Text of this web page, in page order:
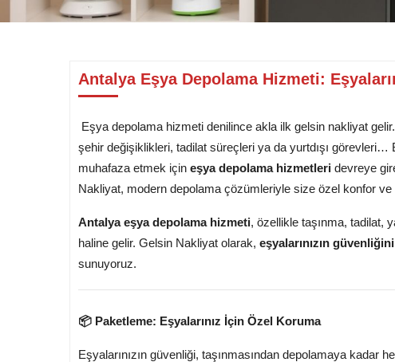
Antalya Eşya Depolama Hizmeti:
Eşya depolama hizmeti denilince akla ilk gelsin nakliyat
şehir değişiklikleri, tadilat süreçleri ya da yurtdışı
muhafaza etmek için eşya depolama hizmetleri devreye
Nakliyat, modern depolama çözümleriyle size özel konfor ve
Antalya eşya depolama hizmeti, özellikle taşınma, tadilat,
haline gelir. Gelsin Nakliyat olarak, eşyalarınızın güvenliğini
sunuyoruz.
📦 Paketleme: Eşyalarınız İçin Özel Koruma
Eşyalarınızın güvenliği, taşınmasından depolamaya